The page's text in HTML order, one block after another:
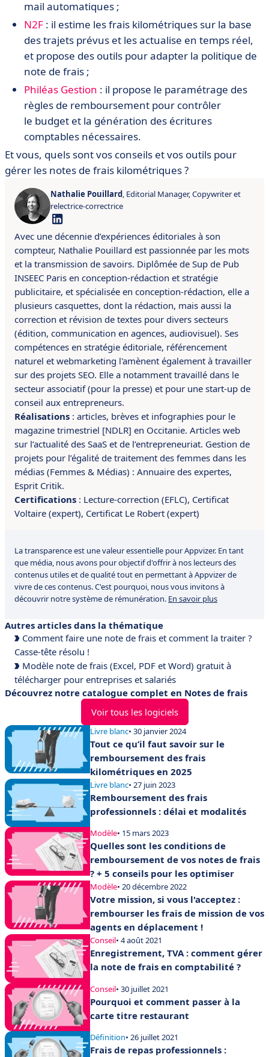
mail automatiques ;
N2F : il estime les frais kilométriques sur la base
des trajets prévus et les actualise en temps réel,
et propose des outils pour adapter la politique de
note de frais ;
Philéas Gestion : il propose le paramétrage des
règles de remboursement pour contrôler
le budget et la génération des écritures
comptables nécessaires.
Et vous, quels sont vos conseils et vos outils pour
gérer les notes de frais kilométriques ?
Nathalie Pouillard, Editorial Manager, Copywriter et
relectrice-correctrice
Avec une décennie d’expériences éditoriales à son
compteur, Nathalie Pouillard est passionnée par les mots
et la transmission de savoirs. Diplômée de Sup de Pub
INSEEC Paris en conception-rédaction et stratégie
publicitaire, et spécialisée en conception-rédaction, elle a
plusieurs casquettes, dont la rédaction, mais aussi la
correction et révision de textes pour divers secteurs
(édition, communication en agences, audiovisuel). Ses
compétences en stratégie éditoriale, référencement
naturel et webmarketing l'amènent également à travailler
sur des projets SEO. Elle a notamment travaillé dans le
secteur associatif (pour la presse) et pour une start-up de
conseil aux entrepreneurs.
Réalisations : articles, brèves et infographies pour le
magazine trimestriel [NDLR] en Occitanie. Articles web
sur l’actualité des SaaS et de l’entrepreneuriat. Gestion de
projets pour l’égalité de traitement des femmes dans les
médias (Femmes & Médias) : Annuaire des expertes,
Esprit Critik.
Certifications : Lecture-correction (EFLC), Certificat
Voltaire (expert), Certificat Le Robert (expert)
La transparence est une valeur essentielle pour Appvizer. En tant
que média, nous avons pour objectif d'offrir à nos lecteurs des
contenus utiles et de qualité tout en permettant à Appvizer de
vivre de ces contenus. C'est pourquoi, nous vous invitons à
découvrir notre système de rémunération. En savoir plus
Autres articles dans la thématique
Comment faire une note de frais et comment la traiter ?
Casse-tête résolu !
Modèle note de frais (Excel, PDF et Word) gratuit à
télécharger pour entreprises et salariés
Découvrez notre catalogue complet en Notes de frais
Voir tous les logiciels
Livre blanc• 30 janvier 2024
Tout ce qu’il faut savoir sur le
remboursement des frais
kilométriques en 2025
Livre blanc• 27 juin 2023
Remboursement des frais
professionnels : délai et modalités
Modèle• 15 mars 2023
Quelles sont les conditions de
remboursement de vos notes de frais
? + 5 conseils pour les optimiser
Modèle• 20 décembre 2022
Votre mission, si vous l'acceptez :
rembourser les frais de mission de vos
agents en déplacement !
Conseil• 4 août 2021
Enregistrement, TVA : comment gérer
la note de frais en comptabilité ?
Conseil• 30 juillet 2021
Pourquoi et comment passer à la
carte titre restaurant
Définition• 26 juillet 2021
Frais de repas professionnels :